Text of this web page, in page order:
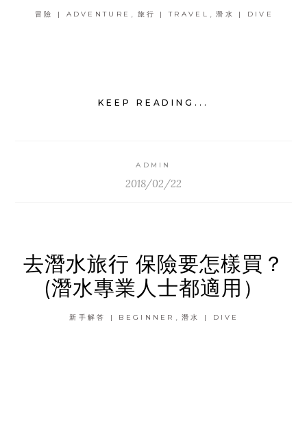
冒險 | ADVENTURE 旅行 | TRAVEL 潛水 | DIVE
KEEP READING...
ADMIN
2018/02/22
去潛水旅行 保險要怎樣買？
(潛水專業人士都適用）
新手解答 | BEGINNER , 潛水 | DIVE